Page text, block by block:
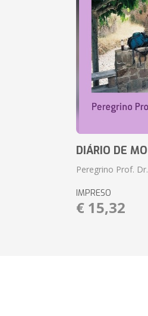
DIÁRIO DE
Peregrino Prof.
IMPRESO
€ 15,32